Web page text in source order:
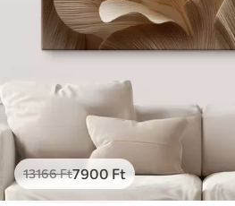
13166Ft7900 Ft